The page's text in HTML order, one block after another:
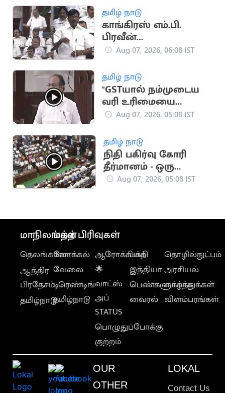
ரகுபதி பேச்சு
தமிழ் நாடு
காங்கிரஸ் எம்.பி.
பிரவீன்
சக்கரவர்த்திக்கு பதவி?
Aug 07, 2026, 06:08 IST
தமிழ் நாடு
"GSTயால் நம்முடைய
வரி உரிமையை
இழந்துவிட்டோம்"..
Aug 07, 2026, 05:08 IST
தமிழ் நாடு
நிதி பகிர்வு கோரி
தீர்மானம் - ஒரு
மனதாக
Aug 07, 2026, 05:08 IST
மாநிலங்கள்
தெலங்கானா
ஆந்திர
பிரதேசம்
தமிழ்நாடு
மற்ற பிரிவுகள்
லோக்கல்
வேலை
டிரெண்டிங்
தமிழ்நாடு
ஆரோக்கியம்
🌟
வாட்ஸ்
அப்
STATUS
பொழுதுப்போக்கு
குற்றம்
பக்தி
இந்தியா
பெண்களுக்காக
வைரல்
தொழில்நுட்பம்
அரசியல்
வாழ்த்துக்கள்
விளம்பரங்கள்
OUR
OTHER
LOKAL
Contact Us